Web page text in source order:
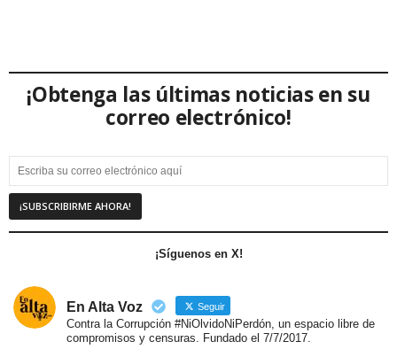
¡Obtenga las últimas noticias en su
correo electrónico!
¡Síguenos en X!
En Alta Voz Seguir
Contra la Corrupción #NiOlvidoNiPerdón, un espacio libre de
compromisos y censuras. Fundado el 7/7/2017.